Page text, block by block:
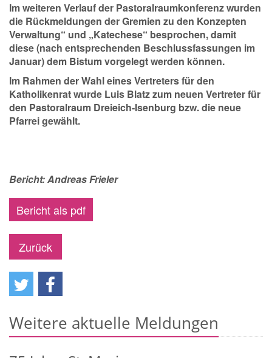
Im weiteren Verlauf der Pastoralraumkonferenz wurden
die Rückmeldungen der Gremien zu den Konzepten
Verwaltung“ und „Katechese“ besprochen, damit
diese (nach entsprechenden Beschlussfassungen im
Januar) dem Bistum vorgelegt werden können.
Im Rahmen der Wahl eines Vertreters für den
Katholikenrat wurde Luis Blatz zum neuen Vertreter für
den Pastoralraum Dreieich-Isenburg bzw. die neue
Pfarrei gewählt.
Bericht: Andreas Frieler
Bericht als pdf
Zurück
Weitere aktuelle Meldungen